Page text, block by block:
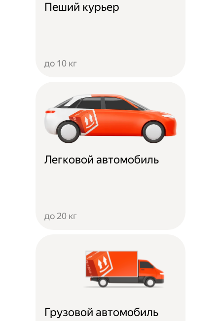
Пеший курьер
до 10 кг
Легковой автомобиль
до 20 кг
Грузовой автомобиль